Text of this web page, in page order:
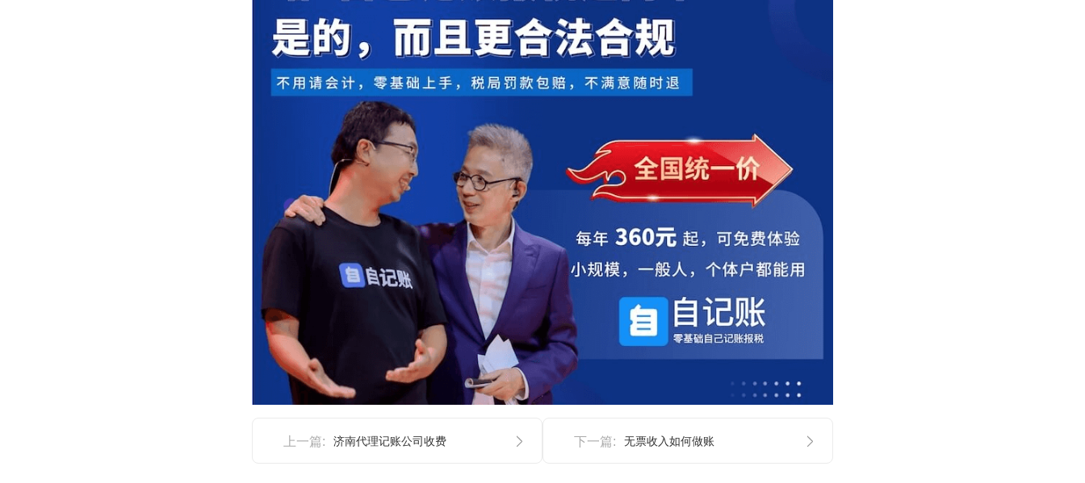
上一篇: 济南代理记账公司收费 下一篇: 无票收入如何做账